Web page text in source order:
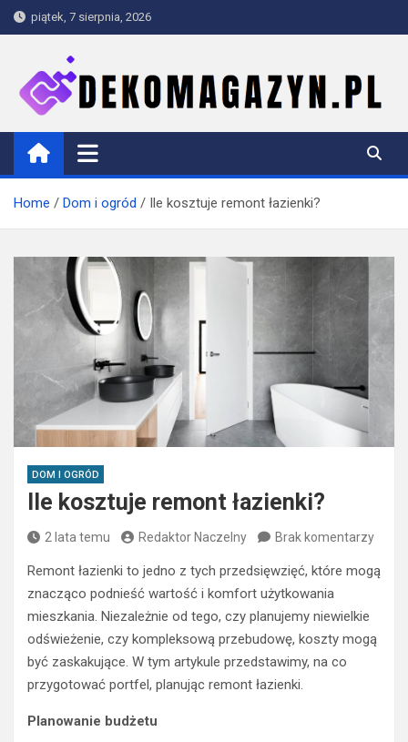
Skip
to
piątek, 7 sierpnia, 2026
dekomagazyn.pl
Blog
Home Dom i ogród Ile kosztuje remont łazienki?
DOM I OGRÓD
Ile kosztuje remont łazienki?
2 lata temu Redaktor Naczelny Brak komentarzy
Remont łazienki to jedno z tych przedsięwzięć, które mogą
znacząco podnieść wartość i komfort użytkowania
mieszkania. Niezależnie od tego, czy planujemy niewielkie
odświeżenie, czy kompleksową przebudowę, koszty mogą
być zaskakujące. W tym artykule przedstawimy, na co
przygotować portfel, planując remont łazienki.
Planowanie budżetu